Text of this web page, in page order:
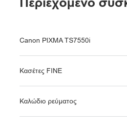
Canon PIXMA TS7550i
Κασέτες FINE
Καλώδιο ρεύματος